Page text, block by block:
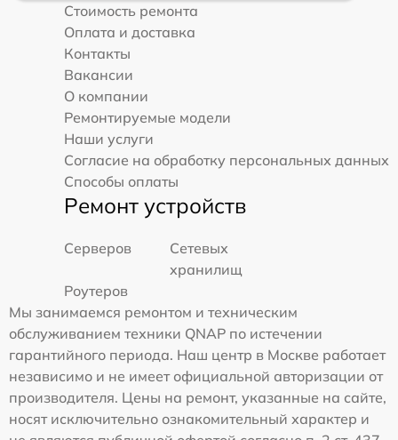
Стоимость ремонта
Оплата и доставка
Контакты
Вакансии
О компании
Ремонтируемые модели
Наши услуги
Согласие на обработку персональных данных
Способы оплаты
Ремонт устройств
Серверов
Сетевых
хранилищ
Роутеров
Мы занимаемся ремонтом и техническим
обслуживанием техники QNAP по истечении
гарантийного периода. Наш центр в Москве работает
независимо и не имеет официальной авторизации от
производителя. Цены на ремонт, указанные на сайте,
носят исключительно ознакомительный характер и